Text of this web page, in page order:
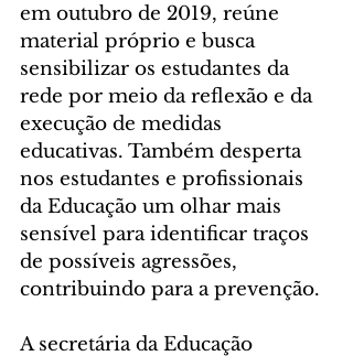
em outubro de 2019, reúne
material próprio e busca
sensibilizar os estudantes da
rede por meio da reflexão e da
execução de medidas
educativas. Também desperta
nos estudantes e profissionais
da Educação um olhar mais
sensível para identificar traços
de possíveis agressões,
contribuindo para a prevenção.
A secretária da Educação